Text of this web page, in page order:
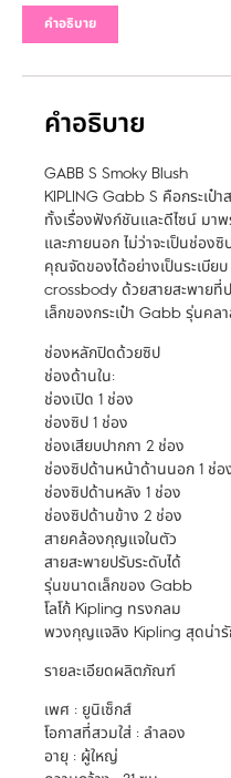
คำอธิบาย
คำอธิบาย
GABB S Smoky Blush
KIPLING Gabb S คือกระเป๋
ทั้งเรื่องฟังก์ชันและดีไซน์ มา
และภายนอก ไม่ว่าจะเป็นช่อง
คุณจัดของได้อย่างเป็นระเบีย
crossbody ด้วยสายสะพายที่
เล็กของกระเป๋า Gabb รุ่นคล
ช่องหลักปิดด้วยซิป
ช่องด้านใน:
ช่องเปิด 1 ช่อง
ช่องซิป 1 ช่อง
ช่องเสียบปากกา 2 ช่อง
ช่องซิปด้านหน้าด้านนอก 1 ช่อ
ช่องซิปด้านหลัง 1 ช่อง
ช่องซิปด้านข้าง 2 ช่อง
สายคล้องกุญแจในตัว
สายสะพายปรับระดับได้
รุ่นขนาดเล็กของ Gabb
โลโก้ Kipling ทรงกลม
พวงกุญแจลิง Kipling สุดน่า
รายละเอียดผลิตภัณฑ์
เพศ : ยูนิเซ็กส์
โอกาสที่สวมใส่ : ลำลอง
อายุ : ผู้ใหญ่